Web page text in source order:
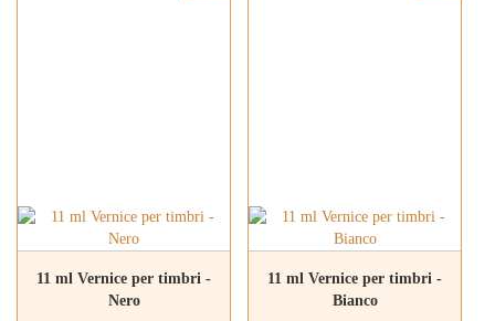
11 ml Vernice per timbri -
Nero
11 ml Vernice per timbri -
Bianco